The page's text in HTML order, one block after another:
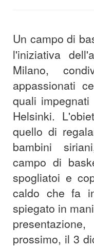
Un campo di
l'iniziativa
Milano,
appassionati
quali
Helsinki.
quello di
bambini
campo di
spogliatoi e
caldo che fa
spiegato in
prossimo, il3